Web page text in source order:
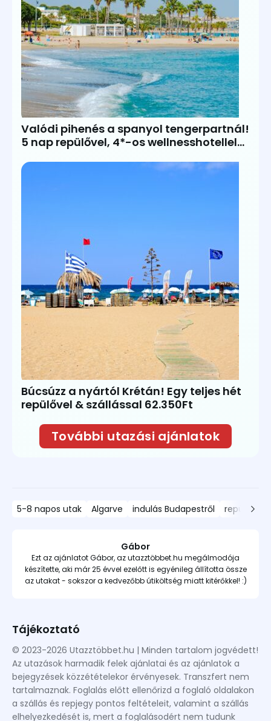
Valódi pihenés a spanyol tengerpartnál!
5 nap repülővel, 4*-os wellnesshotellel
Búcsúzz a nyártól Krétán! Egy teljes hét
repülővel & szállással 62.350Ft
További utazási ajánlatok
5-8 napos utak Algarve indulás Budapestről repülős
Gábor
Ezt az ajánlatot Gábor, az utazztöbbet.hu megálmodója
készítette, aki már 25 évvel ezelőtt is egyénileg állította össze
az utakat - sokszor a kedvezőbb útiköltség miatt kitérőkkel! :)
Tájékoztató
© 2023-2026 Utazztöbbet.hu | Minden tartalom jogvédett!
Az utazások harmadik felek ajánlatai és az ajánlatok a
bejegyzések közzétételekor érvényesek. Transzfert nem
tartalmaznak. Foglalás előtt ellenőrizd a foglaló oldalakon
a szállás és repjegy pontos feltételeit, valamint a szállás
elhelyezkedését is, mert a foglalásodért nem tudunk